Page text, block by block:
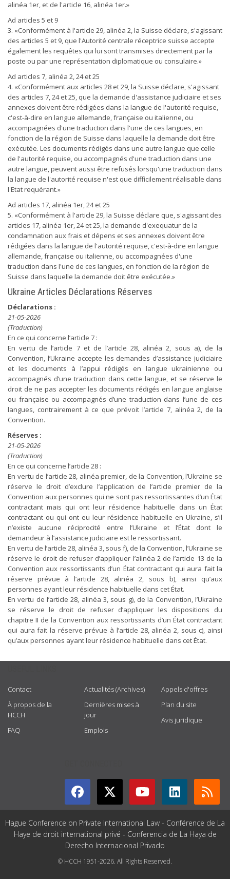
alinéa 1er, et de l'article 16, alinéa 1er.»
Ad articles 5 et 9
3. «Conformément à l'article 29, alinéa 2, la Suisse déclare, s'agissant
des articles 5 et 9, que l'Autorité centrale réceptrice suisse accepte
également les requêtes qui lui sont transmises directement par la
poste ou par une représentation diplomatique ou consulaire.»
Ad articles 7, alinéa 2, 24 et 25
4. «Conformément aux articles 28 et 29, la Suisse déclare, s'agissant
des articles 7, 24 et 25, que la demande d'assistance judiciaire et ses
annexes doivent être rédigées dans la langue de l'autorité requise,
c'est-à-dire en langue allemande, française ou italienne, ou
accompagnées d'une traduction dans l'une de ces langues, en
fonction de la région de Suisse dans laquelle la demande doit être
exécutée. Les documents rédigés dans une autre langue que celle
de l'autorité requise, ou accompagnés d'une traduction dans une
autre langue, peuvent aussi être refusés lorsqu'une traduction dans
la langue de l'autorité requise n'est que difficilement réalisable dans
l'Etat requérant.»
Ad articles 17, alinéa 1er, 24 et 25
5. «Conformément à l'article 29, la Suisse déclare que, s'agissant des
articles 17, alinéa 1er, 24 et 25, la demande d'exequatur de la
condamnation aux frais et dépens et ses annexes doivent être
rédigées dans la langue de l'autorité requise, c'est-à-dire en langue
allemande, française ou italienne, ou accompagnées d'une
traduction dans l'une de ces langues, en fonction de la région de
Suisse dans laquelle la demande doit être exécutée.»
Ukraine Articles Déclarations Réserves
Déclarations :
21-05-2026
(Traduction)
En ce qui concerne l’article 7 :
En vertu de l’article 7 et de l’article 28, alinéa 2, sous a), de la
Convention, l’Ukraine accepte les demandes d’assistance judiciaire
et les documents à l’appui rédigés en langue ukrainienne ou
accompagnés d’une traduction dans cette langue, et se réserve le
droit de ne pas accepter les documents rédigés en langue anglaise
ou française ou accompagnés d’une traduction dans l’une de ces
langues, contrairement à ce que prévoit l’article 7, alinéa 2, de la
Convention.
Réserves :
21-05-2026
(Traduction)
En ce qui concerne l’article 28 :
En vertu de l’article 28, alinéa premier, de la Convention, l’Ukraine se
réserve le droit d’exclure l’application de l’article premier de la
Convention aux personnes qui ne sont pas ressortissantes d’un État
contractant mais qui ont leur résidence habituelle dans un État
contractant ou qui ont eu leur résidence habituelle en Ukraine, s’il
n’existe aucune réciprocité entre l’Ukraine et l’État dont le
demandeur à l’assistance judiciaire est le ressortissant.
En vertu de l’article 28, alinéa 3, sous f), de la Convention, l’Ukraine se
réserve le droit de refuser d’appliquer l’alinéa 2 de l’article 13 de la
Convention aux ressortissants d’un État contractant qui aura fait la
réserve prévue à l’article 28, alinéa 2, sous b), ainsi qu’aux
personnes ayant leur résidence habituelle dans cet État.
En vertu de l’article 28, alinéa 3, sous g), de la Convention, l’Ukraine
se réserve le droit de refuser d’appliquer les dispositions du
chapitre II de la Convention aux ressortissants d’un État contractant
qui aura fait la réserve prévue à l’article 28, alinéa 2, sous c), ainsi
qu’aux personnes ayant leur résidence habituelle dans cet État.
Contact
À propos de la
HCCH
FAQ
Actualités (Archives)
Dernières mises à
jour
Emplois
Appels d'offres
Plan du site
Avis juridique
Hague Conference on Private International Law - Conférence de La
Haye de droit international privé - Conferencia de La Haya de
Derecho Internacional Privado
© HCCH 1951-2026. All Rights Reserved.